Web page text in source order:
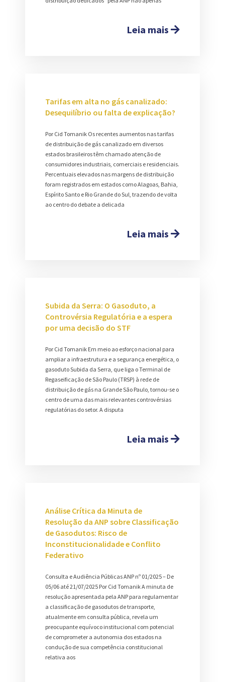
Leia mais
Tarifas em alta no gás canalizado:
Desequilíbrio ou falta de explicação?
Por Cid Tomanik Os recentes aumentos nas tarifas
de distribuição de gás canalizado em diversos
estados brasileiros têm chamado atenção de
consumidores industriais, comerciais e residenciais.
Percentuais elevados nas margens de distribuição
foram registrados em estados como Alagoas, Bahia,
Espírito Santo e Rio Grande do Sul, trazendo de volta
ao centro do debate a delicada
Leia mais
Subida da Serra: O Gasoduto, a
Controvérsia Regulatória e a espera
por uma decisão do STF
Por Cid Tomanik Em meio ao esforço nacional para
ampliar a infraestrutura e a segurança energética, o
gasoduto Subida da Serra, que liga o Terminal de
Regaseificação de São Paulo (TRSP) à rede de
distribuição de gás na Grande São Paulo, tornou-se o
centro de uma das mais relevantes controvérsias
regulatórias do setor. A disputa
Leia mais
Análise Crítica da Minuta de
Resolução da ANP sobre Classificação
de Gasodutos: Risco de
Inconstitucionalidade e Conflito
Federativo
Consulta e Audiência Públicas ANP nº 01/2025 – De
05/06 até 21/07/2025 Por Cid Tomanik A minuta de
resolução apresentada pela ANP para regulamentar
a classificação de gasodutos de transporte,
atualmente em consulta pública, revela um
preocupante equívoco institucional com potencial
de comprometer a autonomia dos estados na
condução de sua competência constitucional
relativa aos